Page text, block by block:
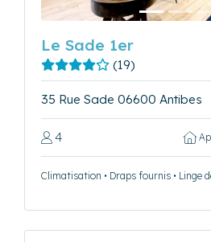
Le Sade 1er
(19)
35 Rue Sade 06600 Antibes
4
Climatisation • Draps fournis • Linge